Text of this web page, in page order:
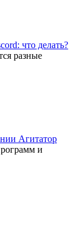
что делать?
разные
Агитатор
и